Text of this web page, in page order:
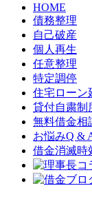
HOME
債務整理
自己破産
個人再生
任意整理
特定調停
住宅ローン
貸付自粛制
無料借金相
お悩みQ &
借金消滅時